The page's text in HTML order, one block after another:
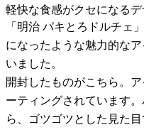
軽快な食感がクセになる
「明治 パキとろドルチェ
になったような魅力的な
いました。
開封したものがこちら。
ーティングされています
ら、ゴツゴツとした見た目